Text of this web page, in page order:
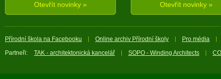
Otevřít novinky »
Otevřít novinky »
Přírodní škola na Facebooku Online archiv Přírodní školy
Pro média
Partneři:
TAK - architektonická kancelář SOPO - Winding Architects